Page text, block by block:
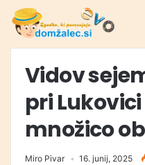
Vidov
pri
množico
Miro Pivar 16. junij, 2025